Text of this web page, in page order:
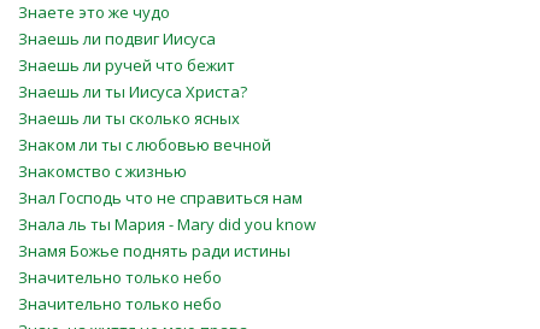
Знаете это же чудо
Знаешь ли подвиг Иисуса
Знаешь ли ручей что бежит
Знаешь ли ты Иисуса Христа?
Знаешь ли ты сколько ясных
Знаком ли ты с любовью вечной
Знакомство с жизнью
Знал Господь что не справиться нам
Знала ль ты Мария - Mary did you know
Знамя Божье поднять ради истины
Значительно только небо
Значительно только небо